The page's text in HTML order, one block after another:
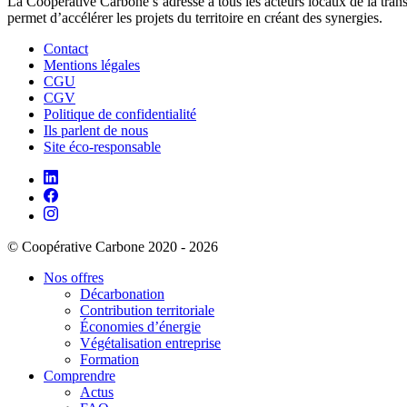
permet d’accélérer les projets du territoire en créant des synergies.
Contact
Mentions légales
CGU
CGV
Politique de confidentialité
Ils parlent de nous
Site éco-responsable
© Coopérative Carbone 2020 - 2026
Nos offres
Décarbonation
Contribution territoriale
Économies d’énergie
Végétalisation entreprise
Formation
Comprendre
Actus